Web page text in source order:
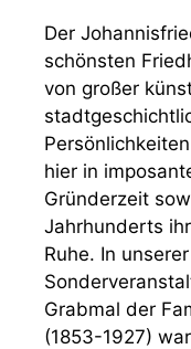
Der
schönsten
von großer
hier in
Gründerzeit
Jahrhunderts
Ruhe. In
Grabmal der
(1853-1927)